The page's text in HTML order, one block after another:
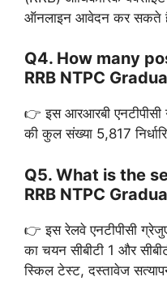
ऑनलाइन आवेदन कर सकते
Q4. How many
RRB NTPC
👉 इस आरआरबी एनटीपीसी
की कुल संख्या 5,817
Q5. What is the
RRB NTPC
👉 इस रेलवे एनटीपीसी
का चयन सीबीटी 1 और
स्किल टेस्ट, दस्तावेज